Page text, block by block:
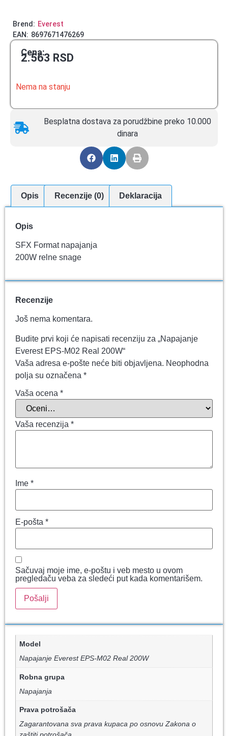
Brend: Everest
EAN: 8697671476269
Cena:
2.563 RSD
Nema na stanju
Besplatna dostava za porudžbine preko 10.000
dinara
Opis Recenzije (0) Deklaracija
Opis
SFX Format napajanja
200W relne snage
Recenzije
Još nema komentara.
Budite prvi koji će napisati recenziju za „Napajanje
Everest EPS-M02 Real 200W“
Vaša adresa e-pošte neće biti objavljena. Neophodna
polja su označena *
Vaša ocena *
Vaša recenzija *
Ime *
E-pošta *
Sačuvaj moje ime, e-poštu i veb mesto u ovom
pregledaču veba za sledeći put kada komentarišem.
Model
Napajanje Everest EPS-M02 Real 200W
Robna grupa
Napajanja
Prava potrošača
Zagarantovana sva prava kupaca po osnovu Zakona o